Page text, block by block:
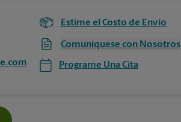
Estime el Costo de Envío
Comuníquese con Nosotros
Programe Una Cita